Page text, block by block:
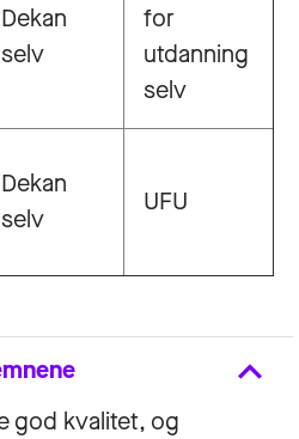
Dekan
selv
for
utdanning
selv
Dekan
selv
UFU
god kvalitet, og